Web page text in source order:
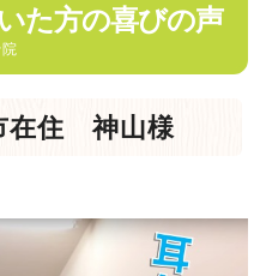
た方の喜びの声
住 神山様